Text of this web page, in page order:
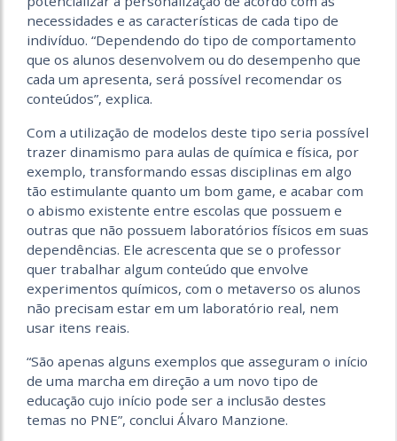
necessidades e as características de cada tipo de
indivíduo. “Dependendo do tipo de comportamento
que os alunos desenvolvem ou do desempenho que
cada um apresenta, será possível recomendar os
conteúdos”, explica.
Com a utilização de modelos deste tipo seria possível
trazer dinamismo para aulas de química e física, por
exemplo, transformando essas disciplinas em algo
tão estimulante quanto um bom game, e acabar com
o abismo existente entre escolas que possuem e
outras que não possuem laboratórios físicos em suas
dependências. Ele acrescenta que se o professor
quer trabalhar algum conteúdo que envolve
experimentos químicos, com o metaverso os alunos
não precisam estar em um laboratório real, nem
usar itens reais.
“São apenas alguns exemplos que asseguram o início
de uma marcha em direção a um novo tipo de
educação cujo início pode ser a inclusão destes
temas no PNE”, conclui Álvaro Manzione.